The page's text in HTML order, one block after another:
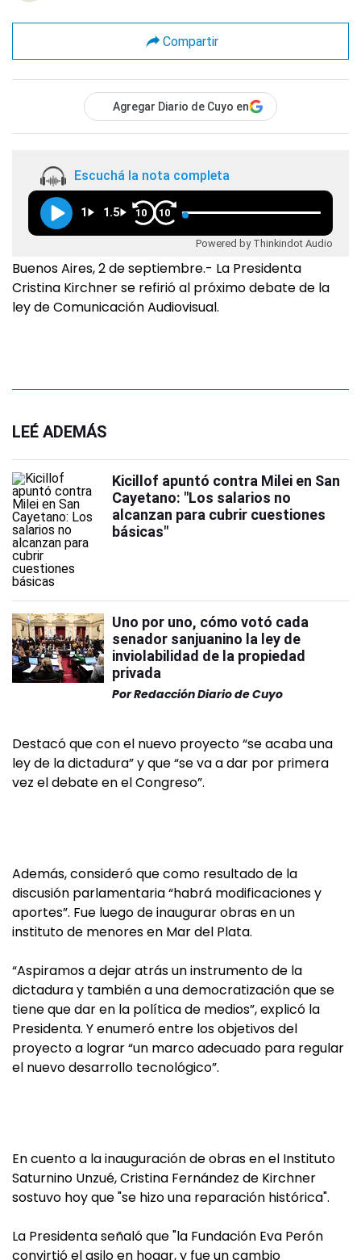
Compartir
Agregar Diario de Cuyo en
Escuchá la nota completa
1 1.5 10 10
Powered by Thinkindot Audio
Buenos Aires, 2 de septiembre.- La Presidenta
Cristina Kirchner se refirió al próximo debate de la
ley de Comunicación Audiovisual.
LEÉ ADEMÁS
Kicillof apuntó contra Milei en San
Cayetano: "Los salarios no
alcanzan para cubrir cuestiones
básicas"
Uno por uno, cómo votó cada
senador sanjuanino la ley de
inviolabilidad de la propiedad
privada
PorRedacción Diario de Cuyo
Destacó que con el nuevo proyecto “se acaba una
ley de la dictadura” y que “se va a dar por primera
vez el debate en el Congreso”.
Además, consideró que como resultado de la
discusión parlamentaria “habrá modificaciones y
aportes”. Fue luego de inaugurar obras en un
instituto de menores en Mar del Plata.
“Aspiramos a dejar atrás un instrumento de la
dictadura y también a una democratización que se
tiene que dar en la política de medios”, explicó la
Presidenta. Y enumeró entre los objetivos del
proyecto a lograr “un marco adecuado para regular
el nuevo desarrollo tecnológico”.
En cuento a la inauguración de obras en el Instituto
Saturnino Unzué, Cristina Fernández de Kirchner
sostuvo hoy que "se hizo una reparación histórica".
La Presidenta señaló que "la Fundación Eva Perón
convirtió el asilo en hogar, y fue un cambio